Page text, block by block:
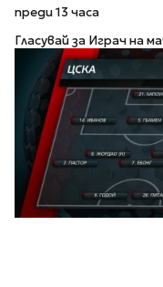
преди 13 часа
Гласувай за Играч на